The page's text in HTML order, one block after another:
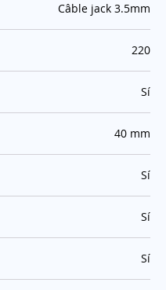
:Câble jack 3.5mm
:220
:Sí
:40 mm
:Sí
:Sí
:Sí